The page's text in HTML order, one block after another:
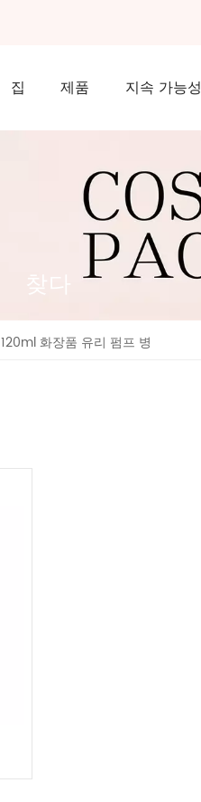
집 제품 지속 가능성
찾다
120ml 화장품 유리 펌프 병